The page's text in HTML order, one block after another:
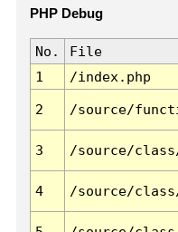
PHP Debug
No. File
1
/index.php
2 /source/
3 /source/
4 /source/